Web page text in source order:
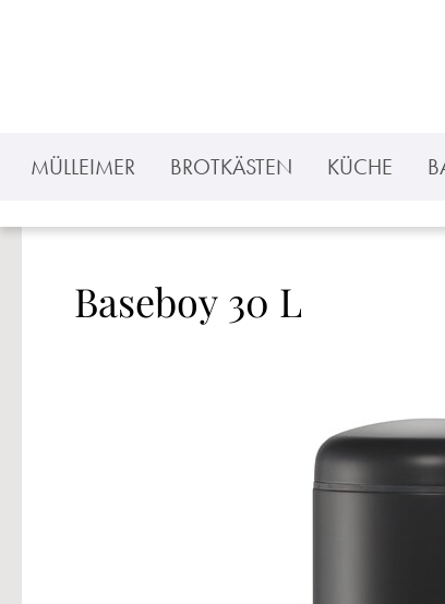
MÜLLEIMER BROTKÄSTEN KÜCHE
Baseboy 30 L